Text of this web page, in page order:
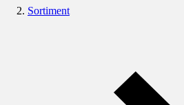
Sortiment